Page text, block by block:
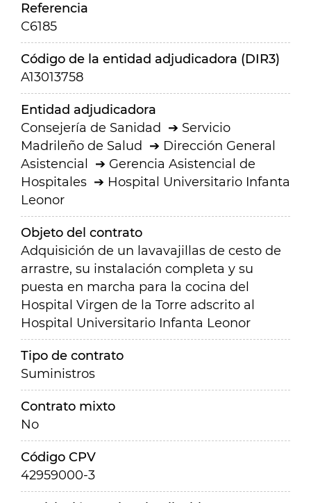
Referencia
C6185
Código de la entidad adjudicadora (DIR3)
A13013758
Entidad adjudicadora
Consejería de Sanidad
Servicio
Madrileño de Salud
Dirección General
Asistencial
Gerencia Asistencial de
Hospitales
Hospital Universitario Infanta
Leonor
Objeto del contrato
Adquisición de un lavavajillas de cesto de
arrastre, su instalación completa y su
puesta en marcha para la cocina del
Hospital Virgen de la Torre adscrito al
Hospital Universitario Infanta Leonor
Tipo de contrato
Suministros
Contrato mixto
No
Código CPV
42959000-3